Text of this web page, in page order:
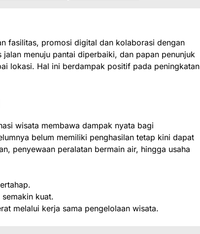
fasilitas, promosi digital dan kolaborasi dengan
menuju pantai diperbaiki, dan papan penunjuk
lokasi. Hal ini berdampak positif pada peningkatan
wisata membawa dampak nyata bagi
belum memiliki penghasilan tetap kini dapat
penyewaan peralatan bermain air, hingga usaha
kuat.
melalui kerja sama pengelolaan wisata.